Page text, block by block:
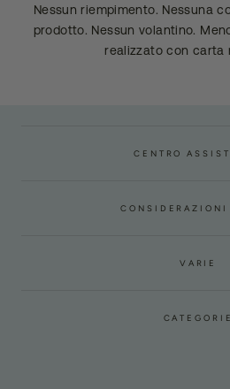
Nessun riempimento. Nessuna
prodotto. Nessun volantino.
realizzato con carta
CENTRO
CONSIDERAZIONI
VARIE
CATEGORIE